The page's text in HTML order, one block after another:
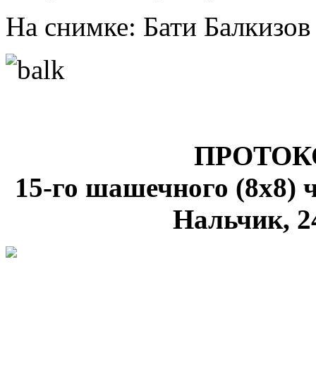
На снимке: Бати Балкизов
15-го шашечного (8х8)
Нальчик,